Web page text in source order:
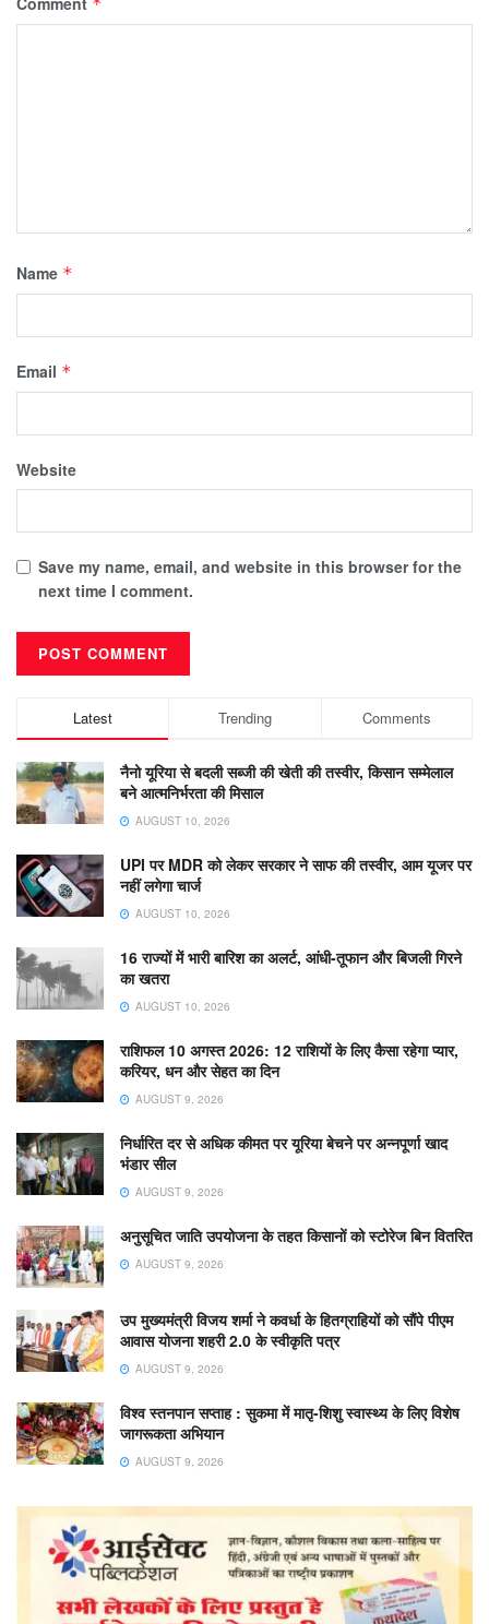
Name *
Email *
Website
Save my name, email, and website in this browser for the
next time I comment.
Latest Trending Comments
नैनो यूरिया से बदली सब्जी की खेती की तस्वीर, किसान सम्मेलाल
बने आत्मनिर्भरता की मिसाल
AUGUST 10, 2026
UPI पर MDR को लेकर सरकार ने साफ की तस्वीर, आम यूजर पर
नहीं लगेगा चार्ज
AUGUST 10, 2026
16 राज्यों में भारी बारिश का अलर्ट, आंधी-तूफान और बिजली गिरने
का खतरा
AUGUST 10, 2026
राशिफल 10 अगस्त 2026: 12 राशियों के लिए कैसा रहेगा प्यार,
करियर, धन और सेहत का दिन
AUGUST 9, 2026
निर्धारित दर से अधिक कीमत पर यूरिया बेचने पर अन्नपूर्णा खाद
भंडार सील
AUGUST 9, 2026
अनुसूचित जाति उपयोजना के तहत किसानों को स्टोरेज बिन वितरित
AUGUST 9, 2026
उप मुख्यमंत्री विजय शर्मा ने कवर्धा के हितग्राहियों को सौंपे पीएम
आवास योजना शहरी 2.0 के स्वीकृति पत्र
AUGUST 9, 2026
विश्व स्तनपान सप्ताह : सुकमा में मातृ-शिशु स्वास्थ्य के लिए विशेष
जागरूकता अभियान
AUGUST 9, 2026